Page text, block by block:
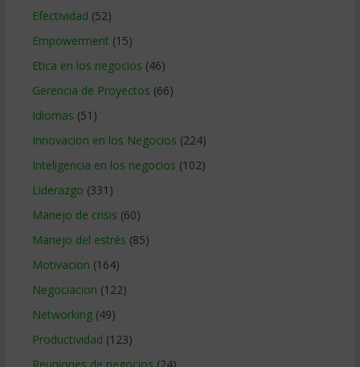
Efectividad (52)
Empowerment (15)
Etica en los negocios (46)
Gerencia de Proyectos (66)
Idiomas (51)
Innovacion en los Negocios (224)
Inteligencia en los negocios (102)
Liderazgo (331)
Manejo de crisis (60)
Manejo del estrés (85)
Motivacion (164)
Negociacion (122)
Networking(49)
Productividad (123)